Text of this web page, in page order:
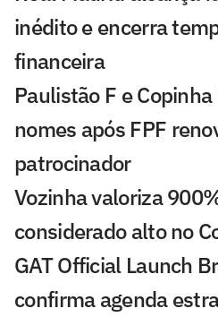
inédito e encerra
financeira
Paulistão F e
nomes após FPF
patrocinador
Vozinha valoriza
considerado alto no
GAT Official Launch
confirma agenda